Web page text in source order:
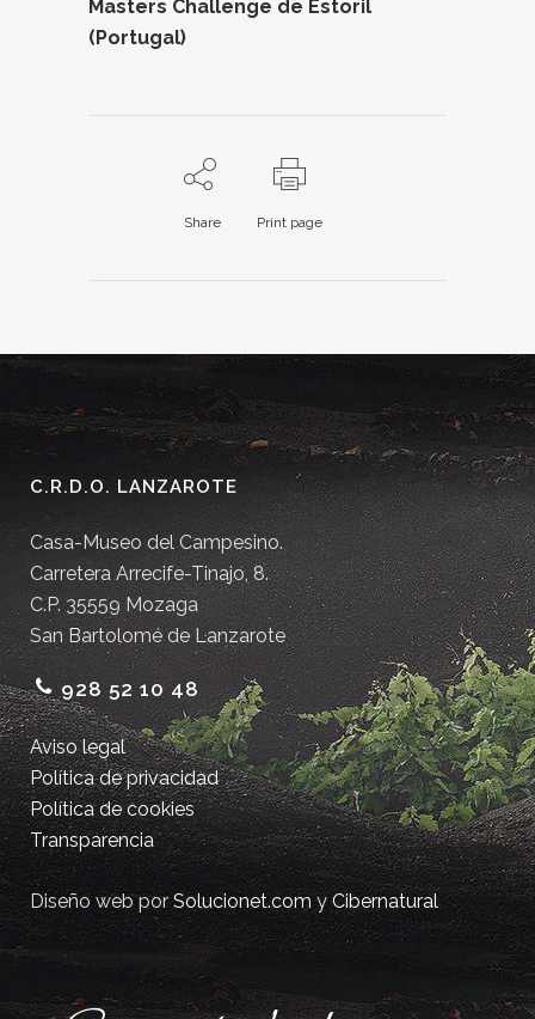
Masters Challenge de Estoril
(Portugal)
Share Print page
C.R.D.O. LANZAROTE
Casa-Museo del Campesino.
Carretera Arrecife-Tinajo, 8.
C.P. 35559 Mozaga
San Bartolomé de Lanzarote
928 52 10 48
Aviso legal
Política de privacidad
Política de cookies
Transparencia
Diseño web porSolucionet.comyCibernatural